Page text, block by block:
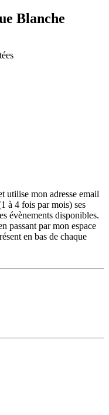
Blanche
utilise mon adresse email
à 4 fois par mois) ses
évènements disponibles.
passant par mon espace
en bas de chaque